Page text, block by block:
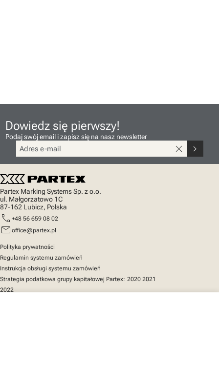
Dowiedz się pierwszy!
Podaj swój email i zapisz się na nasz newsletter
close chevron_right
Partex Marking Systems Sp. z o.o.
ul. Małgorzatowo 1C
87-162 Lubicz, Polska
call +48 56 659 08 02
mail office@partex.pl
Polityka prywatności
Regulamin systemu zamówień
Instrukcja obsługi systemu zamówień
Strategia podatkowa grupy kapitałowej Partex: 2020 2021
2022